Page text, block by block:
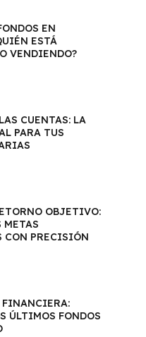
EN
ESTÁ
VENDIENDO?
CUENTAS: LA
PARA TUS
OBJETIVO:
METAS
CON PRECISIÓN
ÚLTIMOS FONDOS